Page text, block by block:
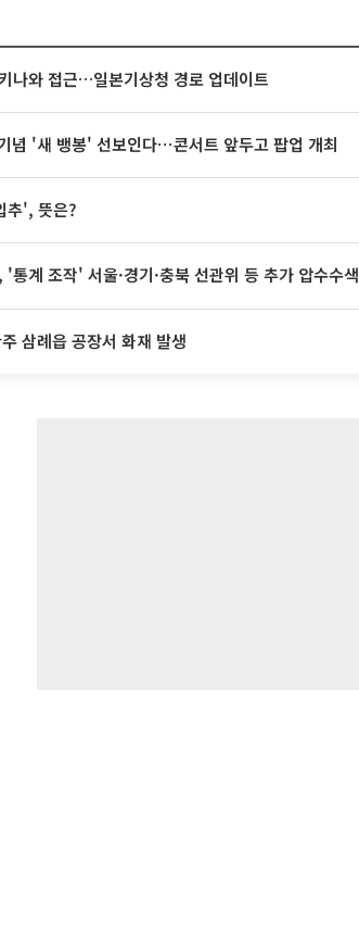
나와 접근…일본기상청 경로 업데이트
념 '새 뱅봉' 선보인다⋯콘서트 앞두고 팝업 개최
추', 뜻은?
'통계 조작' 서울·경기·충북 선관위 등 추가 압수수색
삼례읍 공장서 화재 발생